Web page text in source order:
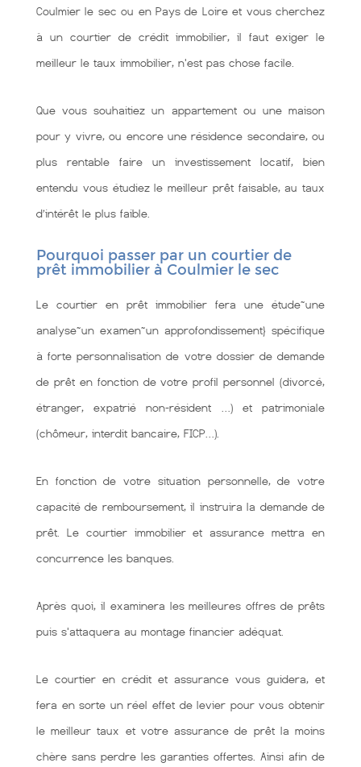
Coulmier le sec ou en Pays de Loire et vous cherchez
à un courtier de crédit immobilier, il faut exiger le
meilleur le taux immobilier, n'est pas chose facile.
Que vous souhaitiez un appartement ou une maison
pour y vivre, ou encore une résidence secondaire, ou
plus rentable faire un investissement locatif, bien
entendu vous étudiez le meilleur prêt faisable, au taux
d’intérêt le plus faible.
Pourquoi passer par un courtier de
prêt immobilier à Coulmier le sec
Le courtier en prêt immobilier fera une étude~une
analyse~un examen~un approfondissement} spécifique
à forte personnalisation de votre dossier de demande
de prêt en fonction de votre profil personnel (divorcé,
étranger, expatrié non-résident …) et patrimoniale
(chômeur, interdit bancaire, FICP…).
En fonction de votre situation personnelle, de votre
capacité de remboursement, il instruira la demande de
prêt. Le courtier immobilier et assurance mettra en
concurrence les banques.
Après quoi, il examinera les meilleures offres de prêts
puis s'attaquera au montage financier adéquat.
Le courtier en crédit et assurance vous guidera, et
fera en sorte un réel effet de levier pour vous obtenir
le meilleur taux et votre assurance de prêt la moins
chère sans perdre les garanties offertes. Ainsi afin de